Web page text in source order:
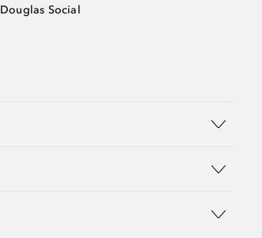
Douglas Social